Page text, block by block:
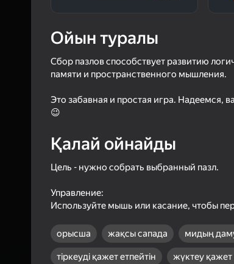
Ойын туралы
Сбор пазлов способствует развитию
памяти и пространственного мышления.
Это забавная и простая игра. Надеемся,
😉
Қалай ойнайды
Цель - нужно собрать выбранный пазл.
Управление:
Используйте мышь или касание, чтобы
орысша жақсы сапада мидың
тіркеуді қажет етпейтін жүктеу қажет